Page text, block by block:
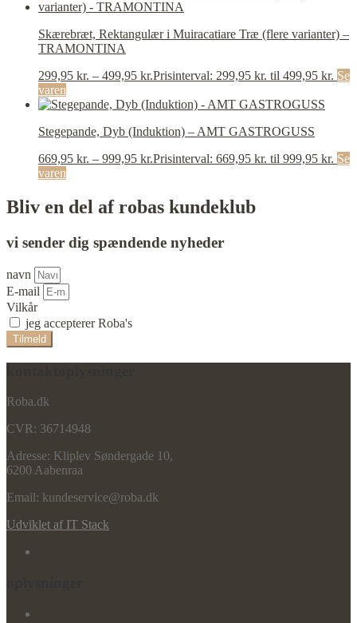
Skærebræt, Rektangulær i Muiracatiare Træ (flere varianter) –
TRAMONTINA
299,95 kr. – 499,95 kr.Prisinterval: 299,95 kr. til 499,95 kr. Se
varen
Stegepande, Dyb (Induktion) – AMT GASTROGUSS
669,95 kr. – 999,95 kr.Prisinterval: 669,95 kr. til 999,95 kr. Se
varen
Bliv en del af robas kundeklub
vi sender dig spændende nyheder
navn
E-mail
Vilkår
jeg accepterer Roba's
Tilmeld
Roba.dk
CVR: 36714948
Adresse: Kliplev Søndergade 10,
6200 Aabenraa
Email: kundeservice@roba.dk
Udviklet af IT Stack